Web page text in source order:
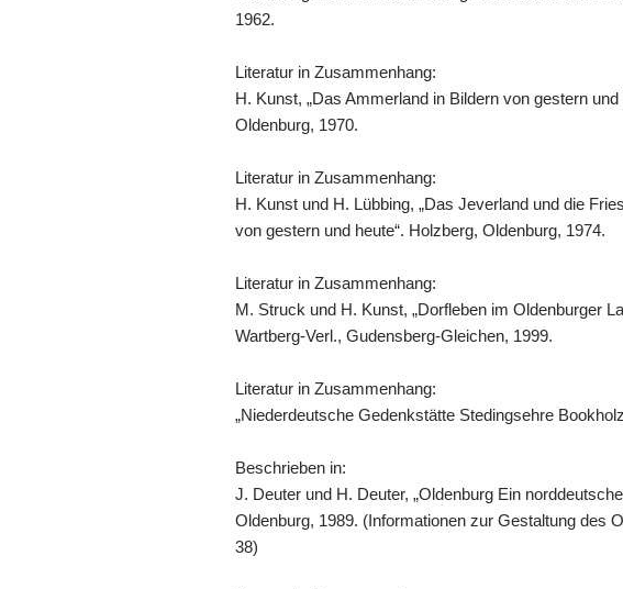
1962.
Literatur in Zusammenhang:
H. Kunst, „Das Ammerland in Bildern von gestern und
Oldenburg, 1970.
Literatur in Zusammenhang:
H. Kunst und H. Lübbing, „Das Jeverland und die
von gestern und heute“. Holzberg, Oldenburg, 1974.
Literatur in Zusammenhang:
M. Struck und H. Kunst, „Dorfleben im Oldenburger
Wartberg-Verl., Gudensberg-Gleichen, 1999.
Literatur in Zusammenhang:
„Niederdeutsche Gedenkstätte Stedingsehre
Beschrieben in:
J. Deuter und H. Deuter, „Oldenburg Ein
Oldenburg, 1989. (Informationen zur Gestaltung des
38)